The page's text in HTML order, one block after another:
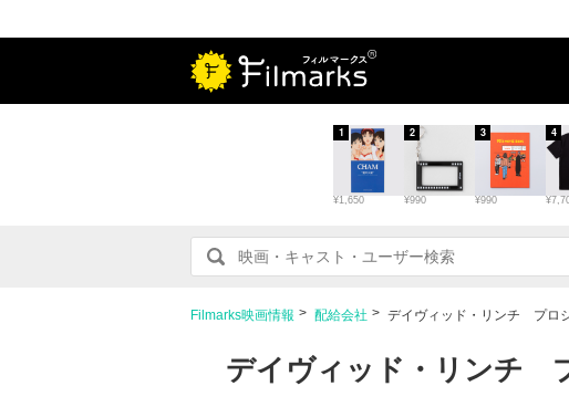
¥1,650
1
¥990
2
¥990
3 4
Filmarks映画情報 配給会社 デイヴィッド・リンチ プロ
デイヴィッド・リンチ